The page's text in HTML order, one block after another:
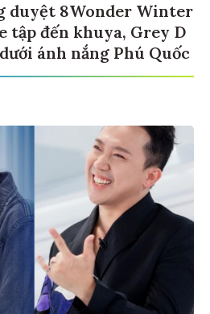
duyệt 8Wonder Winter
tập đến khuya, Grey D
ánh nắng Phú Quốc